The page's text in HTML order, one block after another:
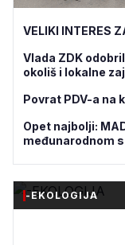
VELIKI INTERES
Vlada ZDK
okoliš i lokalne
Povrat PDV-a na
Opet najbolji:
međunarodnom
-EKOLOGIJA